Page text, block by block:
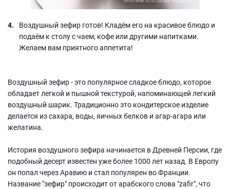
Воздушный зефир готов! Кладём его на красивое блюдо и
подаём к столу с чаем, кофе или другими напитками.
Желаем вам приятного аппетита!
Воздушный зефир - это популярное сладкое блюдо, которое
обладает легкой и пышной текстурой, напоминающей легкий
воздушный шарик. Традиционно это кондитерское изделие
делается из сахара, воды, яичных белков и агар-агара или
желатина.
История воздушного зефира начинается в Древней Персии, где
подобный десерт известен уже более 1000 лет назад. В Европу
он попал через Аравию и стал популярен во Франции.
Название "зефир" происходит от арабского слова "zafir", что